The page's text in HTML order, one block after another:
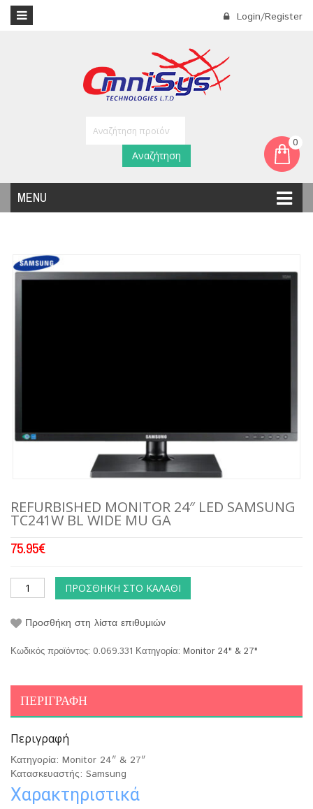
Login/Register
0
MENU
Αναζήτηση
REFURBISHED MONITOR 24″ LED SAMSUNG
TC241W BL WIDE MU GA
75.95€
ΠΡΟΣΘΉΚΗ ΣΤΟ ΚΑΛΆΘΙ
Προσθήκη στη λίστα επιθυμιών
Κωδικός προϊόντος: 0.069.331 Κατηγορία: Monitor 24" & 27"
ΠΕΡΙΓΡΑΦΉ
Περιγραφή
Κατηγορία: Monitor 24″ & 27″
Κατασκευαστής: Samsung
Χαρακτηριστικά